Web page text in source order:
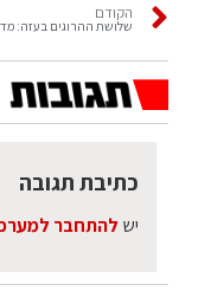
הקודם
כתיבת תגובה
יש להתחבר